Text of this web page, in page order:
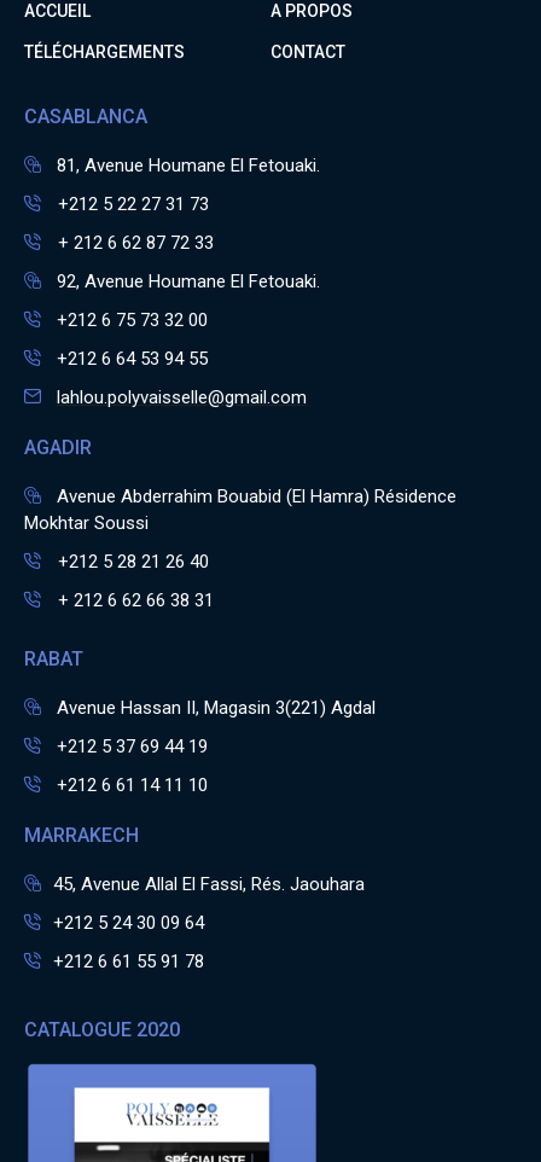
ACCUEIL A PROPOS
TÉLÉCHARGEMENTS CONTACT
CASABLANCA
81, Avenue Houmane El Fetouaki.
+212 5 22 27 31 73
+ 212 6 62 87 72 33
92, Avenue Houmane El Fetouaki.
+212 6 75 73 32 00
+212 6 64 53 94 55
lahlou.polyvaisselle@gmail.com
AGADIR
Avenue Abderrahim Bouabid (El Hamra) Résidence
Mokhtar Soussi
+212 5 28 21 26 40
+ 212 6 62 66 38 31
RABAT
Avenue Hassan II, Magasin 3(221) Agdal
+212 5 37 69 44 19
+212 6 61 14 11 10
MARRAKECH
45, Avenue Allal El Fassi, Rés. Jaouhara
+212 5 24 30 09 64
+212 6 61 55 91 78
CATALOGUE 2020